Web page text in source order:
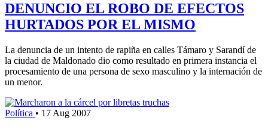
DENUNCIO EL ROBO DE EFECTOS
HURTADOS POR EL MISMO
La denuncia de un intento de rapiña en calles Támaro y Sarandí de
la ciudad de Maldonado dio como resultado en primera instancia el
procesamiento de una persona de sexo masculino y la internación de
un menor.
Política • 17 Aug 2007